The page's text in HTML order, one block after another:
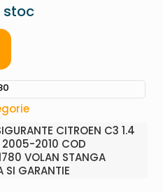
stoc
CITROEN C3 1.4
2005-2010 COD
VOLAN STANGA
SI GARANTIE